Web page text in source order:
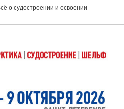
о судостроении и освоении